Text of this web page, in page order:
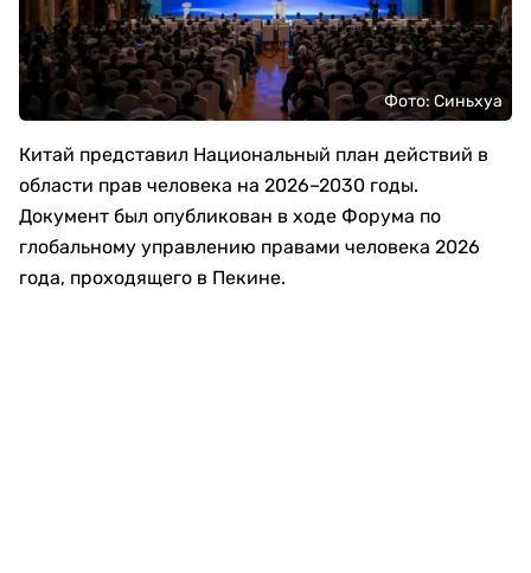
Фото: Синьхуа
Китай представил Национальный план действий в
области прав человека на 2026–2030 годы.
Документ был опубликован в ходе Форума по
глобальному управлению правами человека 2026
года, проходящего в Пекине.